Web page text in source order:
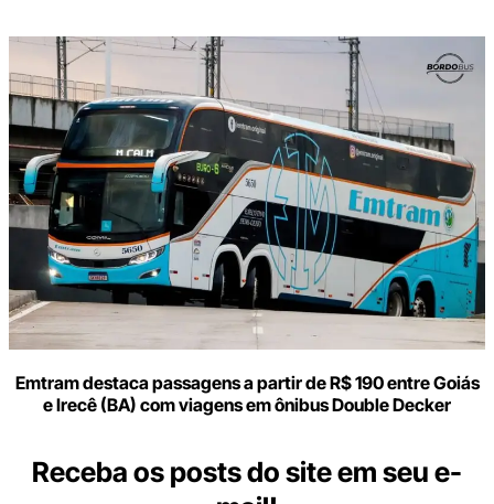
Emtram destaca passagens a partir de R$ 190 entre Goiás
e Irecê (BA) com viagens em ônibus Double Decker
Receba os posts do site em seu e-